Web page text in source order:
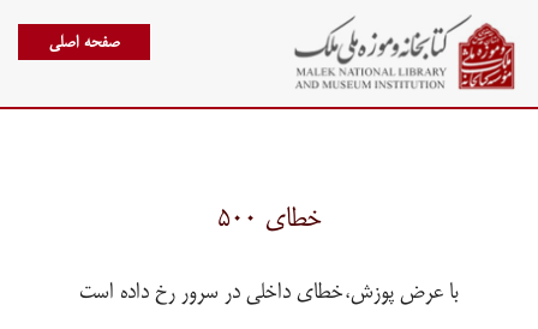
صفحه اصلی
خطای ۵۰۰
با عرض پوزش،خطای داخلی در سرور رخ داده است